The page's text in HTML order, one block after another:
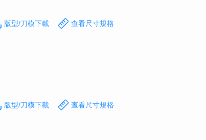
版型/刀模下載 查看尺寸規格
版型/刀模下載 查看尺寸規格